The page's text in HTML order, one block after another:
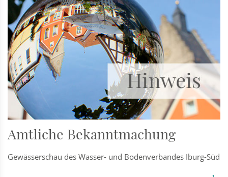
Amtliche Bekanntmachung
Gewässerschau des Wasser- und Bodenverbandes Iburg-Süd